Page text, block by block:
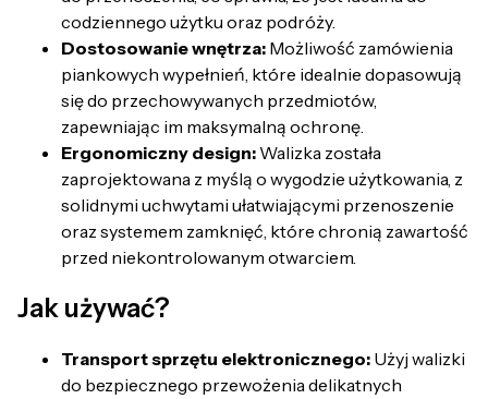
codziennego użytku oraz podróży.
Dostosowanie wnętrza: Możliwość zamówienia
piankowych wypełnień, które idealnie dopasowują
się do przechowywanych przedmiotów,
zapewniając im maksymalną ochronę.
Ergonomiczny design: Walizka została
zaprojektowana z myślą o wygodzie użytkowania, z
solidnymi uchwytami ułatwiającymi przenoszenie
oraz systemem zamknięć, które chronią zawartość
przed niekontrolowanym otwarciem.
Jak używać?
Transport sprzętu elektronicznego: Użyj walizki
do bezpiecznego przewożenia delikatnych